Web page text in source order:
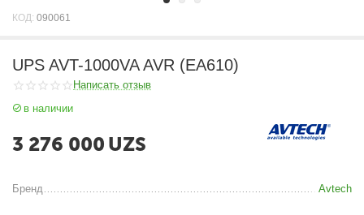
КОД: 090061
UPS AVT-1000VA AVR (EA610)
Написать отзыв
в наличии
3 276 000 UZS
Бренд Avtech